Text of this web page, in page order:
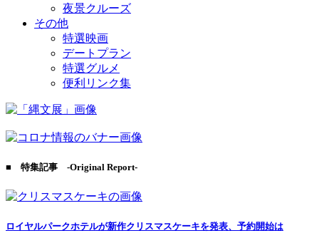
夜景クルーズ
その他
特選映画
デートプラン
特選グルメ
便利リンク集
■ 特集記事 -Original Report-
ロイヤルパークホテルが新作クリスマスケーキを発表、予約開始は